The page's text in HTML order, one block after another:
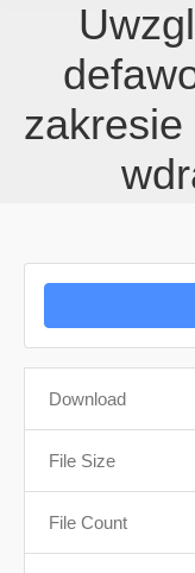
Download
File Size
File Count